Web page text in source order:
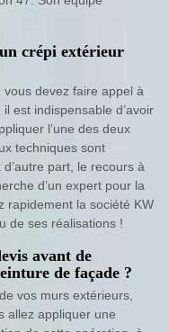
crépi extérieur
devez faire appel à
est indispensable d’avoir
l’une des deux
techniques sont
d’autre part, le recours à
d’un expert pour la
rapidement la société KW
de ses réalisations !
avant de
de façade ?
vos murs extérieurs,
allez appliquer une